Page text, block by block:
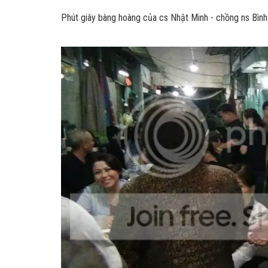
Phút giây bàng hoàng của cs Nhật Minh - chồng ns